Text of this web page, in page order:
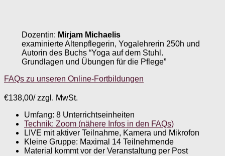
Dozentin: Mirjam Michaelis
examinierte Altenpflegerin, Yogalehrerin 250h und
Autorin des Buchs “Yoga auf dem Stuhl.
Grundlagen und Übungen für die Pflege”
FAQs zu unseren Online-Fortbildungen
€138,00/ zzgl. MwSt.
Umfang: 8 Unterrichtseinheiten
Technik: Zoom (nähere Infos in den FAQs)
LIVE mit aktiver Teilnahme, Kamera und Mikrofon
Kleine Gruppe: Maximal 14 Teilnehmende
Material kommt vor der Veranstaltung per Post